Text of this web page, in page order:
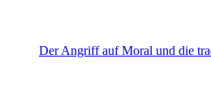
Der Angriff auf Moral und die